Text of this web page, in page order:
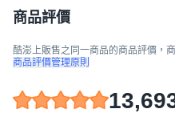
商品評價
酷澎上販售之同一商品的商品評價，
商品評價管理原則